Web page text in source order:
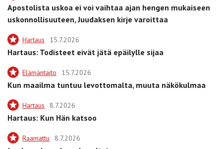
Apostolista uskoa ei voi vaihtaa ajan hengen mukaiseen
uskonnollisuuteen, Juudaksen kirje varoittaa
Hartaus 15.7.2026
Hartaus: Todisteet eivät jätä epäilylle sijaa
Elämäntaito 15.7.2026
Kun maailma tuntuu levottomalta, muuta näkökulmaa
Hartaus 8.7.2026
Hartaus: Kun Hän katsoo
Raamattu 8.7.2026